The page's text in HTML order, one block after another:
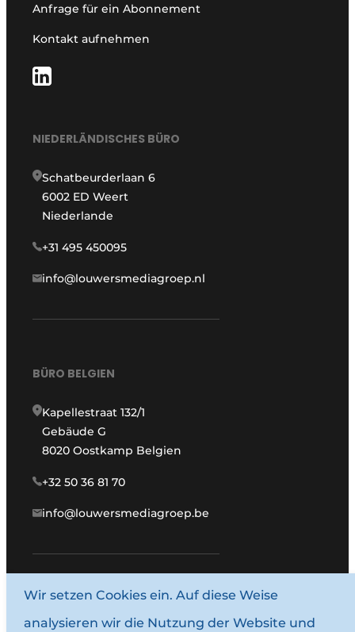
Anfrage für ein Abonnement
Kontakt aufnehmen
NIEDERLÄNDISCHES BÜRO
Schatbeurderlaan 6
6002 ED Weert
Niederlande
+31 495 450095
info@louwersmediagroep.nl
BÜRO BELGIEN
Kapellestraat 132/1
Gebäude G
8020 Oostkamp Belgien
+32 50 36 81 70
info@louwersmediagroep.be
www.louwersmediagroep.com
© 1987–2026 Louwersmediagroep.
Wir setzen Cookies ein. Auf diese Weise
analysieren wir die Nutzung der Website und